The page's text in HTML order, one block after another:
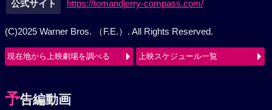
公式サイト https://tomandjerry-compass.com/
(C)2025 Warner Bros. （F.E.）. All Rights Reserved.
現在地から上映劇場を調べる 上映スケジュール一覧
予告編動画